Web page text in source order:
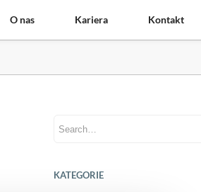
O nas Kariera Kontakt
KATEGORIE